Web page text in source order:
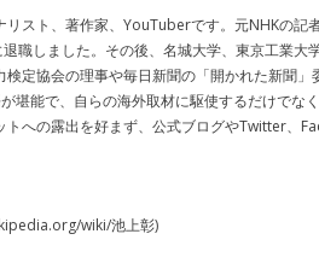
スト、著作家、YouTuberです。元NHKの
職しました。その後、名城大学、東京工業
定協会の理事や毎日新聞の「開かれた新聞
堪能で、自らの海外取材に駆使するだけで
トへの露出を好まず、公式ブログやTwitter、
wiki/池上彰)